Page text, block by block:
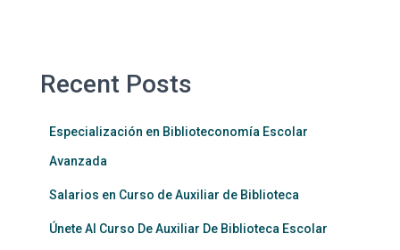
Recent Posts
Especialización en Biblioteconomía Escolar
Avanzada
Salarios en Curso de Auxiliar de Biblioteca
Únete Al Curso De Auxiliar De Biblioteca Escolar